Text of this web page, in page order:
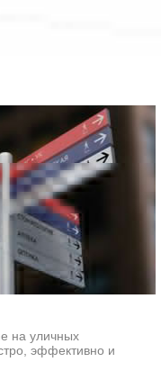
на уличных
эффективно и